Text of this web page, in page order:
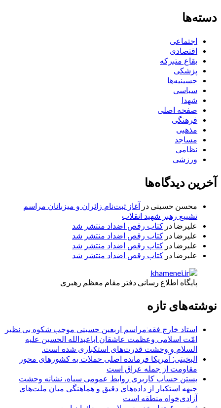
دسته‌ها
اجتماعی
اقتصادی
بقاع متبرکه
پزشکی
حسینیه‌ها
سیاسی
شهدا
صفحه اصلی
فرهنگی
مذهبی
مساجد
نظامی
ورزشی
آخرین دیدگاه‌ها
محسن حسینی در آغاز ثبت‌نام زائران و میزبانان مراسم
تشییع رهبر شهید انقلاب
علیرضا در کتاب رقص اضداد منتشر شد
علیرضا در کتاب رقص اضداد منتشر شد
علیرضا در کتاب رقص اضداد منتشر شد
علیرضا در کتاب رقص اضداد منتشر شد
پایگاه اطلاع رسانی دفتر مقام معظم رهبری
نوشته‌های تازه
استاد خارج فقه:مراسم اربعین حسینی موجب شکوه بی نظیر
امّت اسلامی وعظمت عاشقان اباعبدالله الحسین علیه
السلام و وحشت قدرت‌های استکباری شده است.
البخیتی: آمریکا فرمانده اصلی حملات به کشورهای محور
مقاومت از جمله عراق است
بستن حساب کاربری روابط عمومی سپاه، نشانه‌ وحشت
جبهه استکبار از داده‌های دقیق و هماهنگی میان ملت‌های
آزادی‌خواه منطقه است